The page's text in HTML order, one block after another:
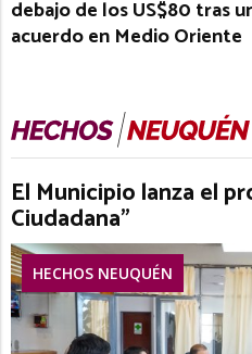
debajo de los US$80 tras
acuerdo en Medio Oriente
El Municipio lanza el
Ciudadana”
HECHOS NEUQUÉN